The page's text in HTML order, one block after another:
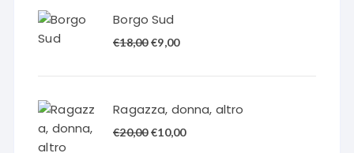
Borgo Sud
€18,00 Il
€18,00.
€9,00Il
€9,00.
Ragazza, donna, altro
€20,00 Il
€10,00Il